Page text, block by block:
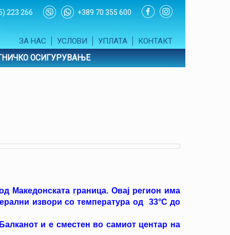
223 266 +389 70 355 600
ЗА НАС УСЛОВИ УПЛАТА
КОНТАКТ
ОСИГУРУВАЊЕ
Македонската граница. Овај регион има
извори со температура од 33°С до
и е сместен во самиот центар на